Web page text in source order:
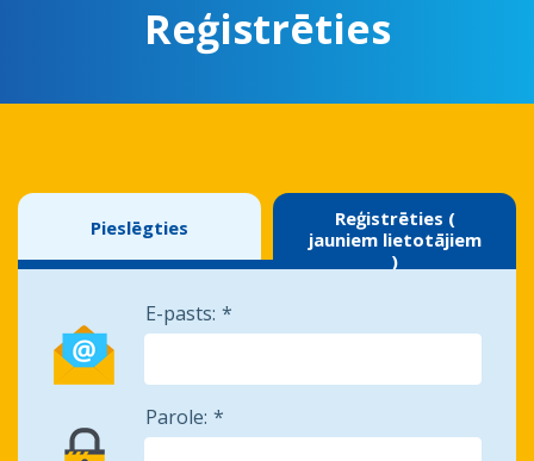
Reģistrēties
Pieslēgties
Reģistrēties (
jauniem lietotājiem
)
E-pasts:
Parole: